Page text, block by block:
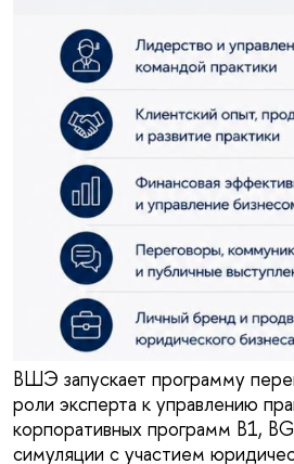
ВШЭ запускает программу
роли эксперта к управлению
корпоративных программ B1,
симуляции с участием